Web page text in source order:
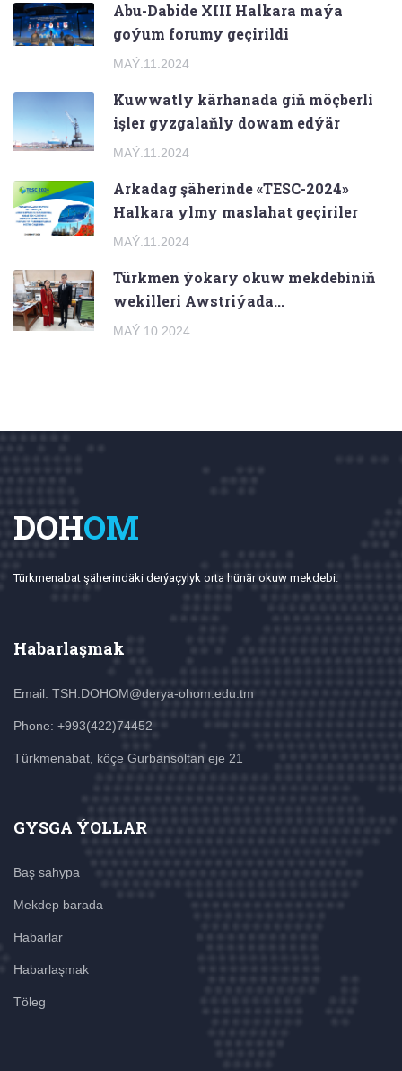
Abu-Dabide XIII Halkara maýa
goýum forumy geçirildi
MAÝ.11.2024
Kuwwatly kärhanada giň möçberli
işler gyzgalaňly dowam edýär
MAÝ.11.2024
Arkadag şäherinde «TESC-2024»
Halkara ylmy maslahat geçiriler
MAÝ.11.2024
Türkmen ýokary okuw mekdebiniň
wekilleri Awstriýada...
MAÝ.10.2024
DOHOM
Türkmenabat şäherindäki derýaçylyk orta hünär okuw mekdebi.
Habarlaşmak
Email: TSH.DOHOM@derya-ohom.edu.tm
Phone: +993(422)74452
Türkmenabat, köçe Gurbansoltan eje 21
GYSGA ÝOLLAR
Baş sahypa
Mekdep barada
Habarlar
Habarlaşmak
Töleg